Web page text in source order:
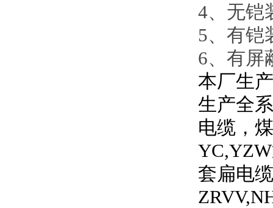
4、无铠
5、有铠
6、有屏
本厂生
生产全
电缆，
YC,YZW
套扁电